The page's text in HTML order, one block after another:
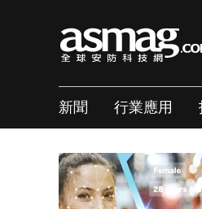
新聞 行業應用